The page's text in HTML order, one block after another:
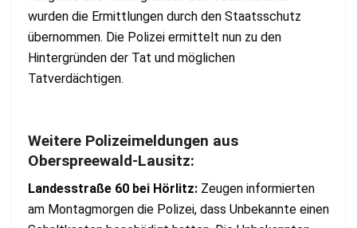
wurden die Ermittlungen durch den Staatsschutz
übernommen. Die Polizei ermittelt nun zu den
Hintergründen der Tat und möglichen
Tatverdächtigen.
Weitere Polizeimeldungen aus
Oberspreewald-Lausitz:
Landesstraße 60 bei Hörlitz: Zeugen informierten
am Montagmorgen die Polizei, dass Unbekannte einen